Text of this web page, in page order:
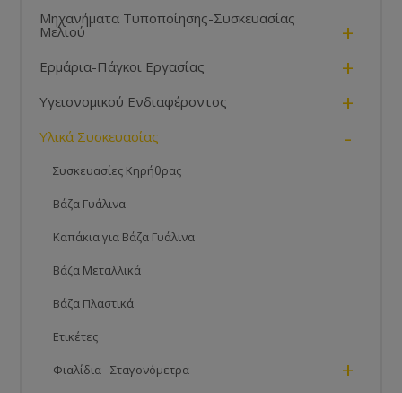
Μηχανήματα Τυποποίησης-Συσκευασίας
Μελιού +
Ερμάρια-Πάγκοι Εργασίας +
Υγειονομικού Ενδιαφέροντος +
Υλικά Συσκευασίας -
Συσκευασίες Κηρήθρας
Βάζα Γυάλινα
Καπάκια για Βάζα Γυάλινα
Βάζα Μεταλλικά
Βάζα Πλαστικά
Ετικέτες
Φιαλίδια - Σταγονόμετρα +